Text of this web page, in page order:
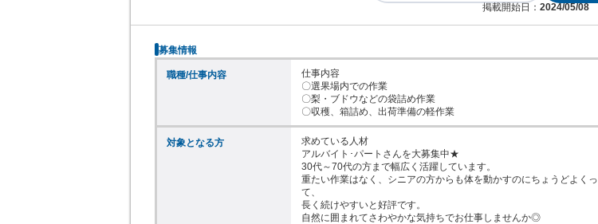
掲載開始日： 2024/05/08
募集情報
職種/仕事内容
仕事内容
〇選果場内での作業
〇梨・ブドウなどの袋詰め作業
〇収穫、箱詰め、出荷準備の軽作業
対象となる方
求めている人材
アルバイト･パートさんを大募集中★
30代～70代の方まで幅広く活躍しています。
重たい作業はなく、シニアの方からも体を動かすのにちょうどよくっ
て、
長く続けやすいと好評です。
自然に囲まれてさわやかな気持ちでお仕事しませんか◎